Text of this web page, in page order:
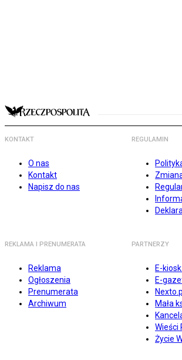
KONTAKT
O nas
Kontakt
Napisz do nas
REGULAMIN
REKLAMA I PRENUMERATA
Reklama
Ogłoszenia
Prenumerata
Archiwum
PARTNERZY
E-
E-
Nexto.pl
Mała
Wieści
Życie